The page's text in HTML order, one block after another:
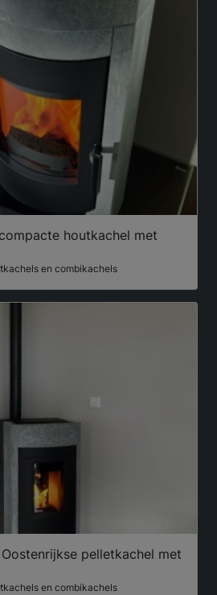
houtkachel met
en combikachels
pelletkachel met
en combikachels